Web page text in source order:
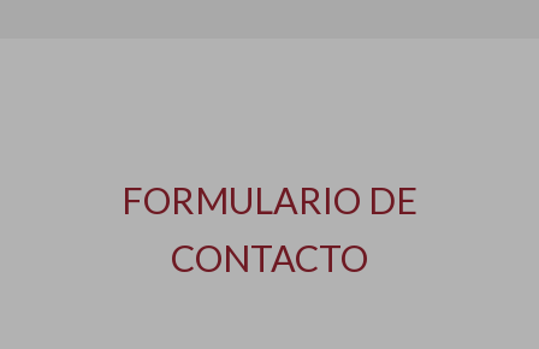
FORMULARIO DE
CONTACTO